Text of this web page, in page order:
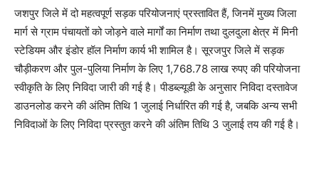
जशपुर जिले में दो महत्वपूर्ण सड़क परियोजनाएं प्रस्तावित हैं, जिनमें मुख्य जिला
मार्ग से ग्राम पंचायतों को जोड़ने वाले मार्गों का निर्माण तथा दुलदुला क्षेत्र में मिनी
स्टेडियम और इंडोर हॉल निर्माण कार्य भी शामिल है। सूरजपुर जिले में सड़क
चौड़ीकरण और पुल-पुलिया निर्माण के लिए 1,768.78 लाख रुपए की परियोजना
स्वीकृति के लिए निविदा जारी की गई है। पीडब्ल्यूडी के अनुसार निविदा दस्तावेज
डाउनलोड करने की अंतिम तिथि 1 जुलाई निर्धारित की गई है, जबकि अन्य सभी
निविदाओं के लिए निविदा प्रस्तुत करने की अंतिम तिथि 3 जुलाई तय की गई है।